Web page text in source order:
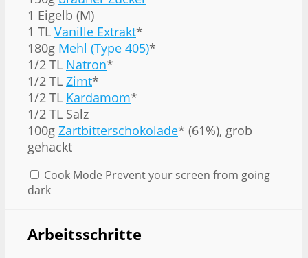
1 Eigelb (M)
1 TL Vanille Extrakt*
180g Mehl (Type 405)*
1/2 TL Natron*
1/2 TL Zimt*
1/2 TL Kardamom*
1/2 TL Salz
100g Zartbitterschokolade* (61%), grob
gehackt
Cook Mode Prevent your screen from going
dark
Arbeitsschritte